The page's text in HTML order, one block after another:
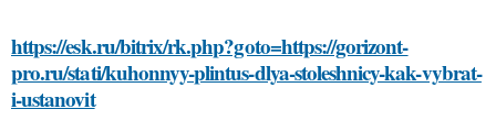
https://esk.ru/bitrix/rk.php?goto=https://gorizont-
pro.ru/stati/kuhonnyy-plintus-dlya-stoleshnicy-kak-vybrat-
i-ustanovit